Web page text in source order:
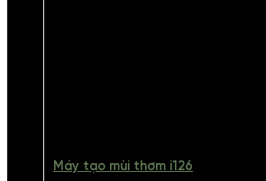
Máy tạo mùi thơm i126